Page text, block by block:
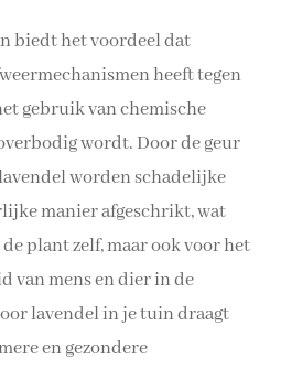
biedt het voordeel dat
heeft tegen
gebruik van chemische
wordt. Door de geur
worden schadelijke
manier afgeschrikt, wat
plant zelf, maar ook voor het
van mens en dier in de
lavendel in je tuin draagt
en gezondere